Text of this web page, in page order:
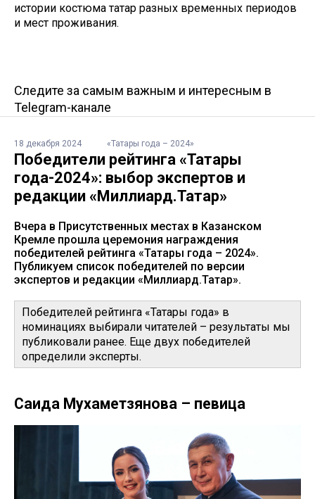
истории костюма татар разных временных периодов
и мест проживания.
Следите за самым важным и интересным в
Telegram-канале
18 декабря 2024 «Татары года – 2024»
Победители рейтинга «Татары
года-2024»: выбор экспертов и
редакции «Миллиард.Татар»
Вчера в Присутственных местах в Казанском
Кремле прошла церемония награждения
победителей рейтинга «Татары года – 2024».
Публикуем список победителей по версии
экспертов и редакции «Миллиард.Татар».
Победителей рейтинга «Татары года» в
номинациях выбирали читателей – результаты мы
публиковали ранее. Еще двух победителей
определили эксперты.
Саида Мухаметзянова – певица